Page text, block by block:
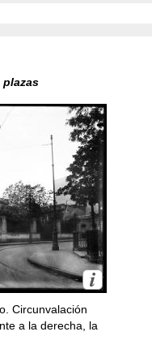
plazas
Circunvalación
a la derecha, la